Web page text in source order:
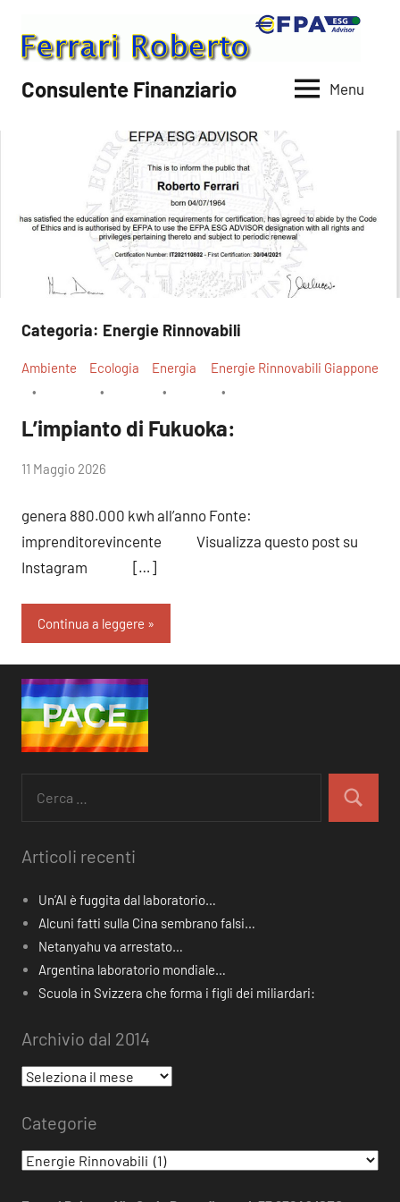
contenuto
Consulente Finanziario Menu
Categoria: Energie Rinnovabili
Ambiente Ecologia Energia Energie Rinnovabili Giappone
L’impianto di Fukuoka:
di
11 Maggio 2026
genera 880.000 kwh all’anno Fonte:
imprenditorevincente Visualizza questo post su
Instagram […]
Continua a leggere
per:
Cerca
Articoli recenti
Un’AI è fuggita dal laboratorio…
Alcuni fatti sulla Cina sembrano falsi…
Netanyahu va arrestato…
Argentina laboratorio mondiale…
Scuola in Svizzera che forma i figli dei miliardari:
Archivio dal 2014
Archivio
2014
Categorie
Categorie